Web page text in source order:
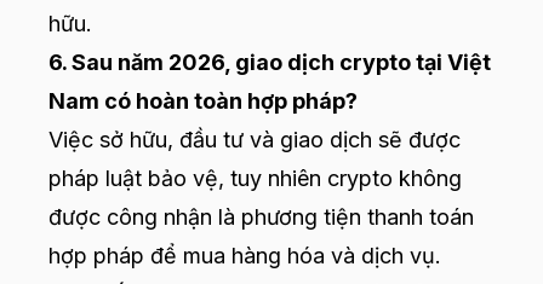
hữu.
6. Sau năm 2026, giao dịch crypto tại Việt
Nam có hoàn toàn hợp pháp?
Việc sở hữu, đầu tư và giao dịch sẽ được
pháp luật bảo vệ, tuy nhiên crypto không
được công nhận là phương tiện thanh toán
hợp pháp để mua hàng hóa và dịch vụ.